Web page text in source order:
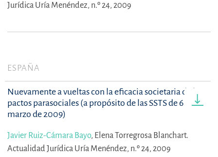
Jurídica Uría Menéndez, n.º 24, 2009
ESPAÑA
Nuevamente a vueltas con la eficacia societaria de los
pactos parasociales (a propósito de las SSTS de 6 de
marzo de 2009)
Javier Ruiz-Cámara Bayo, Elena Torregrosa Blanchart.
Actualidad Jurídica Uría Menéndez, n.º 24, 2009